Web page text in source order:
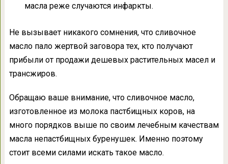
масла реже случаются инфаркты.
Не вызывает никакого сомнения, что сливочное
масло пало жертвой заговора тех, кто получают
прибыли от продажи дешевых растительных масел и
трансжиров.
Обращаю ваше внимание, что сливочное масло,
изготовленное из молока пастбищных коров, на
много порядков выше по своим лечебным качествам
масла непастбищных буренушек. Именно поэтому
стоит всеми силами искать такое масло.